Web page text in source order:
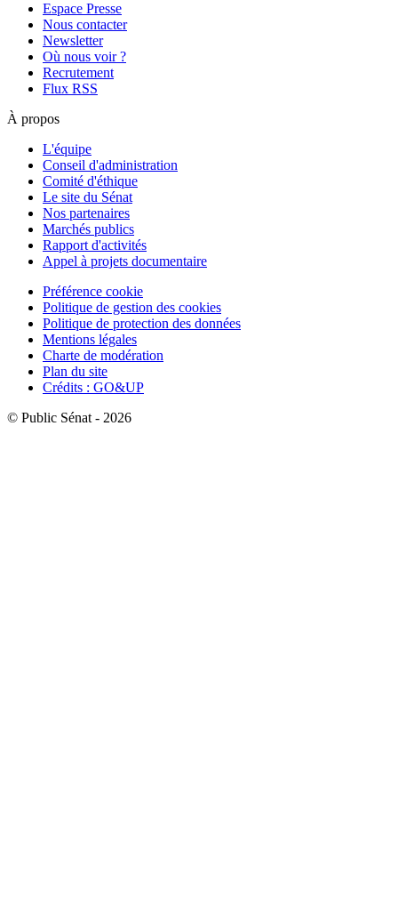
Espace Presse
Nous contacter
Newsletter
Où nous voir ?
Recrutement
Flux RSS
À propos
L'équipe
Conseil d'administration
Comité d'éthique
Le site du Sénat
Nos partenaires
Marchés publics
Rapport d'activités
Appel à projets documentaire
Préférence cookie
Politique de gestion des cookies
Politique de protection des données
Mentions légales
Charte de modération
Plan du site
Crédits : GO&UP
© Public Sénat - 2026